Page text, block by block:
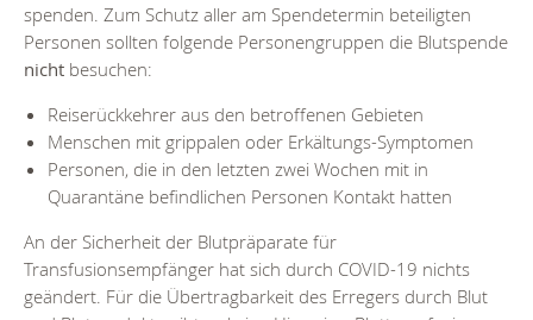
spenden. Zum Schutz aller am Spendetermin beteiligten
Personen sollten folgende Personengruppen die Blutspende
nicht besuchen:
Reiserückkehrer aus den betroffenen Gebieten
Menschen mit grippalen oder Erkältungs-Symptomen
Personen, die in den letzten zwei Wochen mit in
Quarantäne befindlichen Personen Kontakt hatten
An der Sicherheit der Blutpräparate für
Transfusionsempfänger hat sich durch COVID-19 nichts
geändert. Für die Übertragbarkeit des Erregers durch Blut